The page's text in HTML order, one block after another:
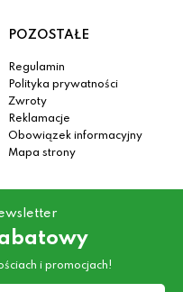
POZOSTAŁE
Regulamin
Polityka prywatności
Zwroty
Reklamacje
Obowiązek informacyjny
Mapa strony
i promocjach!